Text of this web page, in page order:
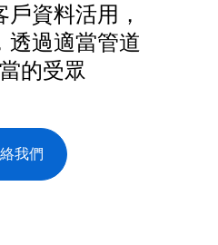
資料活用，
透過適當管道
的受眾
我們